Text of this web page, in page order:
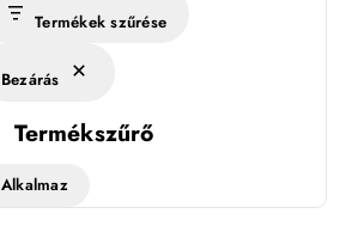
Termékek szűrése
Bezárás
Termékszűrő
Alkalmaz